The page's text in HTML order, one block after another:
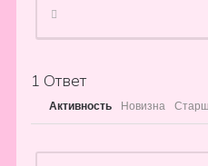
1 Ответ
Активность Новизна